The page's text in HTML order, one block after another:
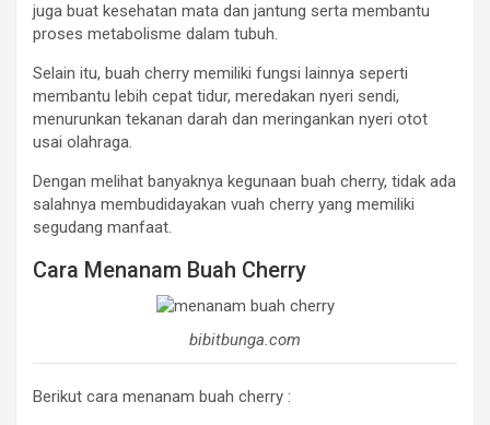
juga buat kesehatan mata dan jantung serta membantu
proses metabolisme dalam tubuh.
Selain itu, buah cherry memiliki fungsi lainnya seperti
membantu lebih cepat tidur, meredakan nyeri sendi,
menurunkan tekanan darah dan meringankan nyeri otot
usai olahraga.
Dengan melihat banyaknya kegunaan buah cherry, tidak ada
salahnya membudidayakan vuah cherry yang memiliki
segudang manfaat.
Cara Menanam Buah Cherry
bibitbunga.com
Berikut cara menanam buah cherry :